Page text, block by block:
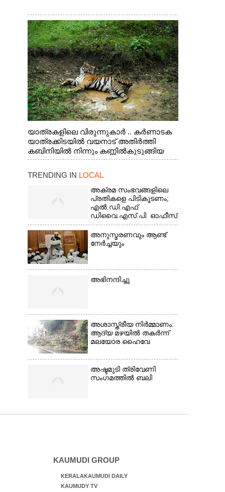
യാത്രകളിലെ വിരുന്നുകാർ .. കർണാടക
യാത്രക്കിടയിൽ വയനാട് അതിർത്തി
കബിനിയിൽ നിന്നും കണ്ണിൽകുടുങ്ങിയ
കടുവ.
TRENDING IN LOCAL
അക്രമ സംഭവങ്ങളിലെ
പ്രതികളെ പിടികൂടണം;
എൽ.ഡി.എഫ്
ഡിവൈ.എസ്.പി. ഓഫീസ്
മാർച്ച്
അനുസ്മരണവും ആണ്ട്
നേർച്ചയും
അഭിനന്ദിച്ചു
അശാസ്ത്രീയ നിർമ്മാണം:
ആദ്യ മഴയിൽ തകർന്ന്
മലയോര ഹൈവേ
അഷ്ടമുടി ത്രിവേണി
സംഗമത്തിൽ ബലി
KAUMUDI GROUP
KERALAKAUMUDI DAILY
KAUMUDY TV